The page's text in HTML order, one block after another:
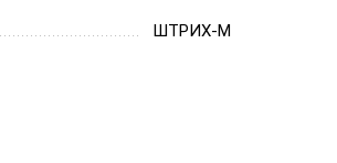
ШТРИХ-М